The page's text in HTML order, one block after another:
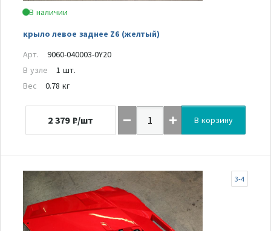
В наличии
крыло левое заднее Z6 (желтый)
Арт.
9060-040003-0Y20
В узле
1 шт.
Вес
0.78 кг
2 379 ₽/шт В корзину
3-4